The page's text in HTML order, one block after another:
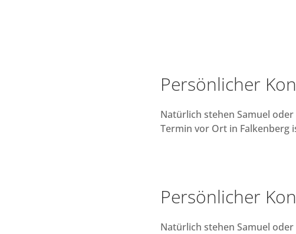
Persönlicher
Natürlich stehen Samuel
Termin vor Ort in Falkenberg
Persönlicher
Natürlich stehen Samuel